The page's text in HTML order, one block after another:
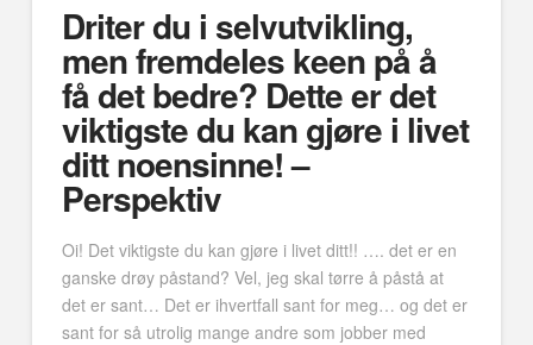
Driter du i selvutvikling,
men fremdeles keen på å
få det bedre? Dette er det
viktigste du kan gjøre i livet
ditt noensinne! –
Perspektiv
Oi! Det viktigste du kan gjøre i livet ditt!! …. det er en
ganske drøy påstand? Vel, jeg skal tørre å påstå at
det er sant… Det er ihvertfall sant for meg… og det er
sant for så utrolig mange andre som jobber med